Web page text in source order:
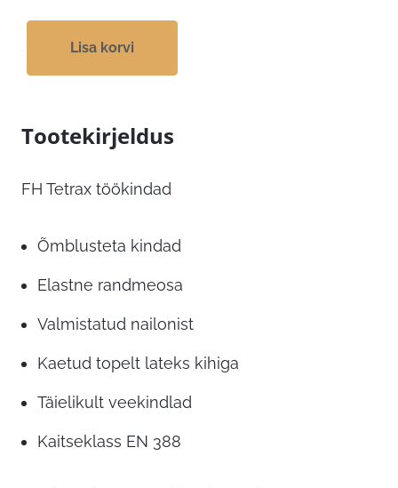
Lisa korvi
Tootekirjeldus
FH Tetrax töökindad
Õmblusteta kindad
Elastne randmeosa
Valmistatud nailonist
Kaetud topelt lateks kihiga
Täielikult veekindlad
Kaitseklass EN 388